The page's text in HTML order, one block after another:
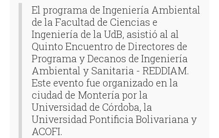
El programa de Ingeniería Ambiental
de la Facultad de Ciencias e
Ingeniería de la UdB, asistió al al
Quinto Encuentro de Directores de
Programa y Decanos de Ingeniería
Ambiental y Sanitaria - REDDIAM.
Este evento fue organizado en la
ciudad de Montería por la
Universidad de Córdoba, la
Universidad Pontificia Bolivariana y
ACOFI.